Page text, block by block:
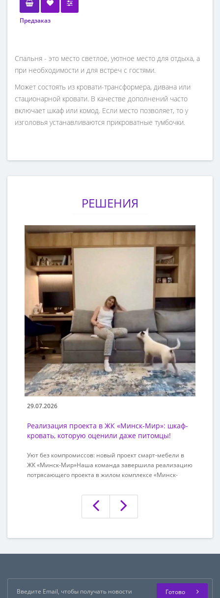
Предзаказ
Спальня - это место светлое, уютное место для отдыха, а
при необходимости и для встреч с гостями.
Может состоять из кровати-трансформера, дивана или
стационарной кровати. В качестве дополнений часто
включает шкаф или комод. Если место позволяет, то у
изголовья устанавливаются прикроватные тумбочки.
РЕШЕНИЯ
29.07.2026
Реализация проекта в ЖК «Минск-Мир»: шкаф-
кровать, которую оценили даже питомцы!
Уют без компромиссов: новый проект смарт-мебели в
ЖК «Минск-Мир»Наша команда завершила реализацию
потрясающего проекта в жилом комплексе «Минск-
дизайнером интерьеров
@design_natalia_evnevich специально для нашей
клиентки.Перед нами стояла задача создать не просто
Готово